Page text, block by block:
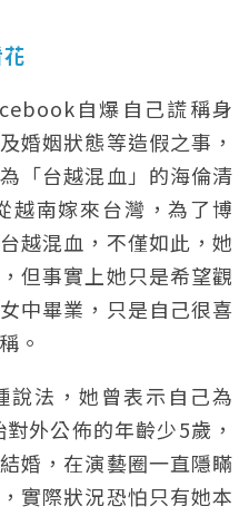
自爆自己謊稱身
婚姻狀態等造假之事，
「台越混血」的海倫清
越南嫁來台灣，為了博
越混血，不僅如此，她
但事實上她只是希望觀
中畢業，只是自己很喜
。
說法，她曾表示自己為
外公佈的年齡少5歲，
婚，在演藝圈一直隱瞞
實際狀況恐怕只有她本